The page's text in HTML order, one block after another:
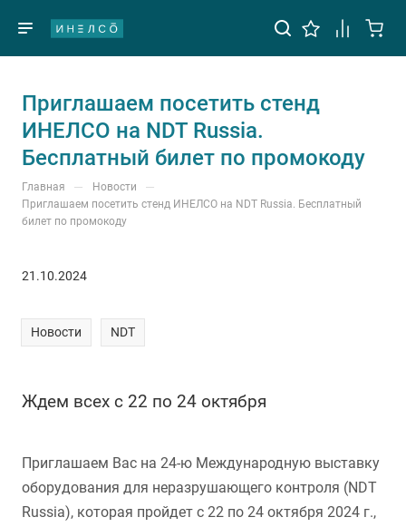
Приглашаем посетить стенд
ИНЕЛСО на NDT Russia.
Бесплатный билет по промокоду
Главная — Новости —
Приглашаем посетить стенд ИНЕЛСО на NDT Russia. Бесплатный
билет по промокоду
21.10.2024
Новости NDT
Ждем всех с 22 по 24 октября
Приглашаем Вас на 24-ю Международную выставку
оборудования для неразрушающего контроля (NDT
Russia), которая пройдет с 22 по 24 октября 2024 г.,